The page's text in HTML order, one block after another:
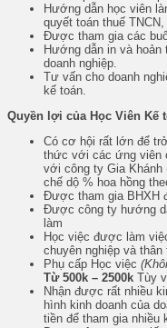
Hướng dẫn học viên
quyết toán thuế TNCN,
Được tham gia các
Hướng dẫn in và
doanh nghiệp.
Tư vấn cho doanh
kế toán.
Quyền lợi của Học Viên Kế
Có cơ hội rất lớn để
thức với các ứng viên
với công ty Gia
chế dộ % hoa hồng
Được tham gia BHXH
Được công ty hướng
làm
Học việc được làm
chuyên nghiệp và thân
Phụ cấp Học việc
Từ 500k – 2500k Tùy
Nhận được rất nhiều
hình kinh doanh của
tiền để tham gia nhiều